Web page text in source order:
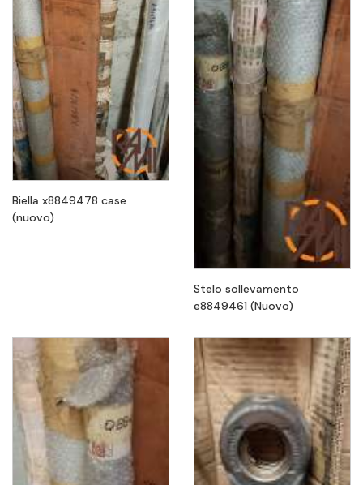
Biella x8849478 case
(nuovo)
Stelo sollevamento
e8849461 (Nuovo)